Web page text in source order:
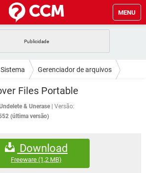
MENU
FACEBOOK
EXCEL
GMAIL
EXCEL
WHATSAPP
EXCEL
GMAIL
FACEBOOK
EXCEL
WHATSAPP
Sistema Gerenciador de arquivos
Files Portable
& Unerase
Versão:
(última versão)
Download
Freeware (1,2 MB)